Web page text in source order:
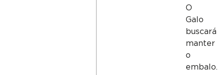
O
Galo
buscará
manter
o
embalo.